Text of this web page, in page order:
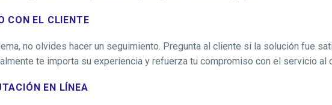
CON EL CLIENTE
no olvides hacer un seguimiento. Pregunta al cliente si la solución fue
te importa su experiencia y refuerza tu compromiso con el servicio al
EN LÍNEA